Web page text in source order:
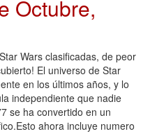
Octubre,
Wars clasificadas, de peor
El universo de Star
en los últimos años, y lo
independiente que nadie
se ha convertido en un
ahora incluye numero